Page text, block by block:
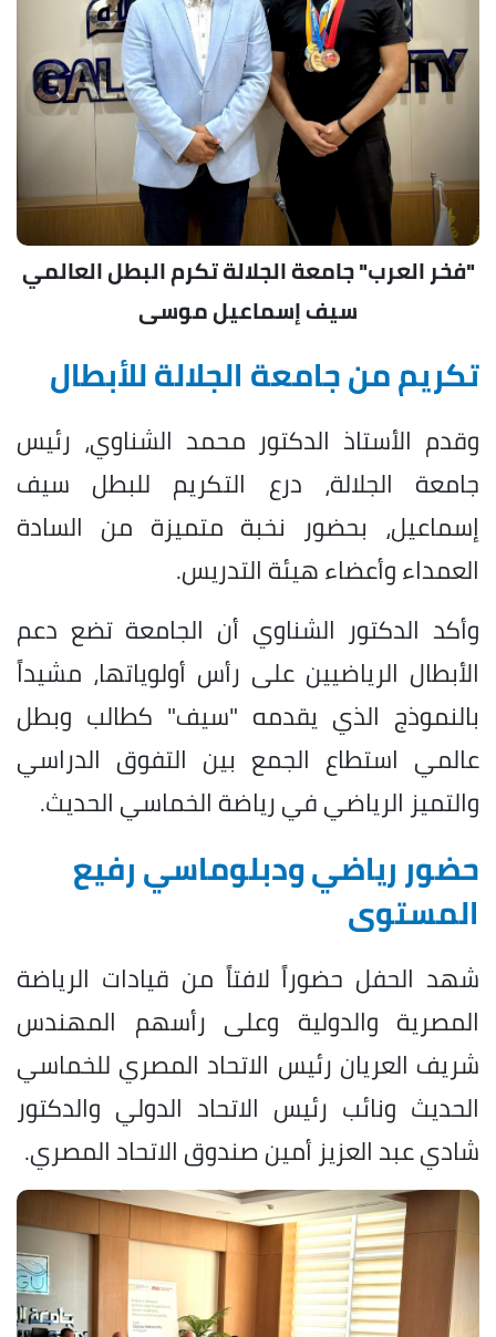
"فخر العرب" جامعة الجلالة تكرم البطل العالمي
سيف إسماعيل موسى
تكريم من جامعة الجلالة للأبطال
وقدم الأستاذ الدكتور محمد الشناوي، رئيس
جامعة الجلالة، درع التكريم للبطل سيف
إسماعيل، بحضور نخبة متميزة من السادة
العمداء وأعضاء هيئة التدريس.
وأكد الدكتور الشناوي أن الجامعة تضع دعم
الأبطال الرياضيين على رأس أولوياتها، مشيداً
بالنموذج الذي يقدمه "سيف" كطالب وبطل
عالمي استطاع الجمع بين التفوق الدراسي
والتميز الرياضي في رياضة الخماسي الحديث.
حضور رياضي ودبلوماسي رفيع
المستوى
شهد الحفل حضوراً لافتاً من قيادات الرياضة
المصرية والدولية وعلى رأسهم المهندس
شريف العريان رئيس الاتحاد المصري للخماسي
الحديث ونائب رئيس الاتحاد الدولي والدكتور
شادي عبد العزيز أمين صندوق الاتحاد المصري.